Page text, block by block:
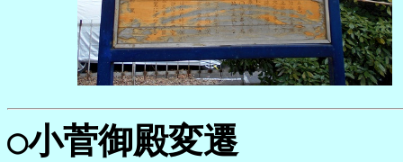
○小菅御殿変遷